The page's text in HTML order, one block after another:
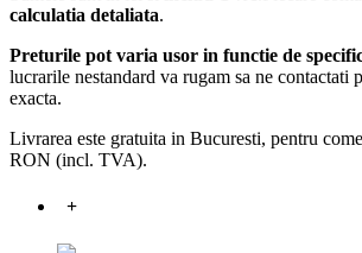
calculatia detaliata.
Preturile pot varia usor in functie de
lucrarile nestandard va rugam sa ne contactati
exacta.
Livrarea este gratuita in Bucuresti, pentru
RON (incl. TVA).
+